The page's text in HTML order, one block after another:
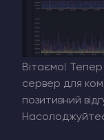
Вітаємо! Тепер
сервер для
позитивний